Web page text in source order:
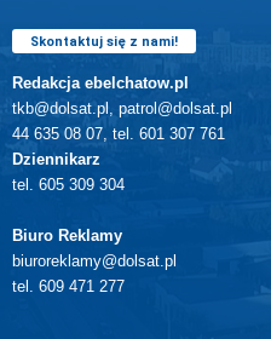
Skontaktuj się z nami!
Redakcja ebelchatow.pl
tkb@dolsat.pl, patrol@dolsat.pl
44 635 08 07, tel. 601 307 761
Dziennikarz
tel. 605 309 304
Biuro Reklamy
biuroreklamy@dolsat.pl
tel. 609 471 277